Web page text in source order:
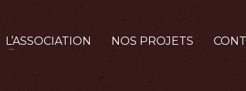
L’ASSOCIATION NOS PROJETS